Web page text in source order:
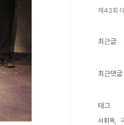
제43회
최근글
최근댓글
태그
서휘옥